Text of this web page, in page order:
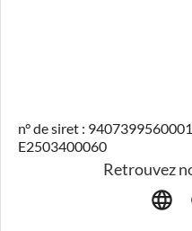
n° de siret :
E2503400060
Retrouvez